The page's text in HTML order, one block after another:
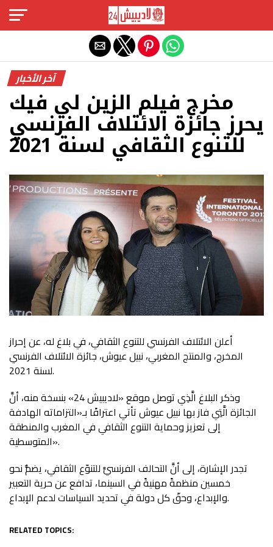
آخر الأخبار
مخرج فيلم الزين لي فيك
يحرز جائزة الائتلاف الفرنسي
للتنوع الثقافي لسنة 2021
أعلن الائتلاف الفرنسي للتنوع الثقافي، في بلاغ له، عن إحراز
المخرج، والمنتج المغربي، نبيل عيوش، جائزة الائتلاف الفرنسي
لسنة 2021.
وذكر البلاغ الَّذِي توصل موقع «لاديبيش 24» بنسخة منه، أنَّ
الجائزة الَّتِي فاز بها نبيل عيوش تأتي اعترافًا بـ«التزاماته الهادفة
إلى تعزيز وحماية التنوع الثقافي في المغرب والمنطقة
المتوسطية».
تجدر الإشارة، إلى أنَّ التحالف الفرنسيَّ للتنوّع الثقافي، يضمُّ نحو
خمسين منظمةً مهنيةً في السينما، تدافع عن حرية التعبير
والإبداع، وحقّ كل دولة في تحديد السياسات لدعم الإبداع.
RELATED TOPICS:
Exit mobile version